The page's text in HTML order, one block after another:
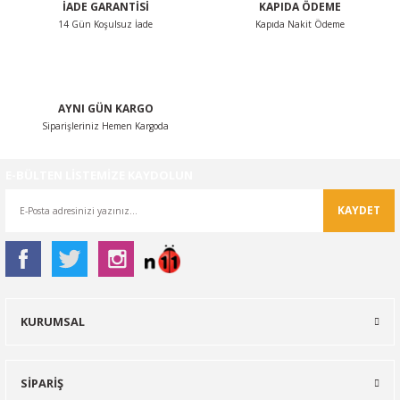
İADE GARANTİSİ
14 Gün Koşulsuz İade
KAPIDA ÖDEME
Kapıda Nakit Ödeme
AYNI GÜN KARGO
Siparişleriniz Hemen Kargoda
KAYDET
KURUMSAL
SİPARİŞ